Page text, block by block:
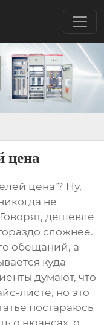
цена
цена'? Ну,
не
дешевле
сложнее.
обещаний, а
куда
думают, что
листе, но это
постараюсь